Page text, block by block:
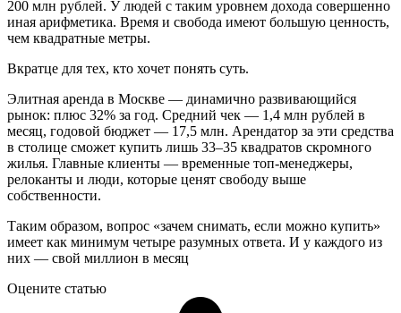
200 млн рублей. У людей с таким уровнем дохода совершенно
иная арифметика. Время и свобода имеют большую ценность,
чем квадратные метры.
Вкратце для тех, кто хочет понять суть.
Элитная аренда в Москве — динамично развивающийся
рынок: плюс 32% за год. Средний чек — 1,4 млн рублей в
месяц, годовой бюджет — 17,5 млн. Арендатор за эти средства
в столице сможет купить лишь 33–35 квадратов скромного
жилья. Главные клиенты — временные топ-менеджеры,
релоканты и люди, которые ценят свободу выше
собственности.
Таким образом, вопрос «зачем снимать, если можно купить»
имеет как минимум четыре разумных ответа. И у каждого из
них — свой миллион в месяц
Оцените статью